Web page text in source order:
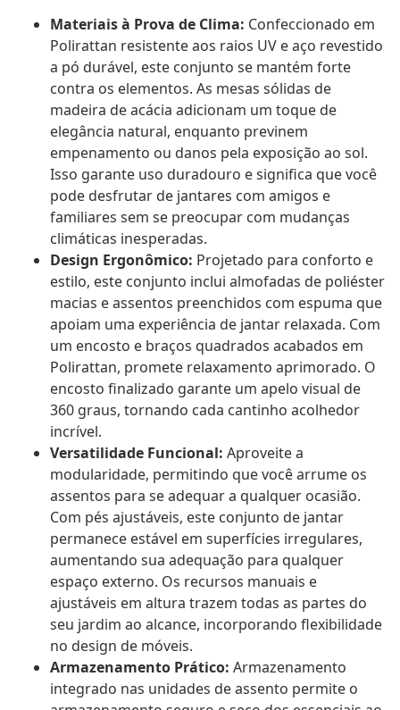
Materiais à Prova de Clima: Confeccionado em
Polirattan resistente aos raios UV e aço revestido
a pó durável, este conjunto se mantém forte
contra os elementos. As mesas sólidas de
madeira de acácia adicionam um toque de
elegância natural, enquanto previnem
empenamento ou danos pela exposição ao sol.
Isso garante uso duradouro e significa que você
pode desfrutar de jantares com amigos e
familiares sem se preocupar com mudanças
climáticas inesperadas.
Design Ergonômico: Projetado para conforto e
estilo, este conjunto inclui almofadas de poliéster
macias e assentos preenchidos com espuma que
apoiam uma experiência de jantar relaxada. Com
um encosto e braços quadrados acabados em
Polirattan, promete relaxamento aprimorado. O
encosto finalizado garante um apelo visual de
360 graus, tornando cada cantinho acolhedor
incrível.
Versatilidade Funcional: Aproveite a
modularidade, permitindo que você arrume os
assentos para se adequar a qualquer ocasião.
Com pés ajustáveis, este conjunto de jantar
permanece estável em superfícies irregulares,
aumentando sua adequação para qualquer
espaço externo. Os recursos manuais e
ajustáveis em altura trazem todas as partes do
seu jardim ao alcance, incorporando flexibilidade
no design de móveis.
Armazenamento Prático: Armazenamento
integrado nas unidades de assento permite o